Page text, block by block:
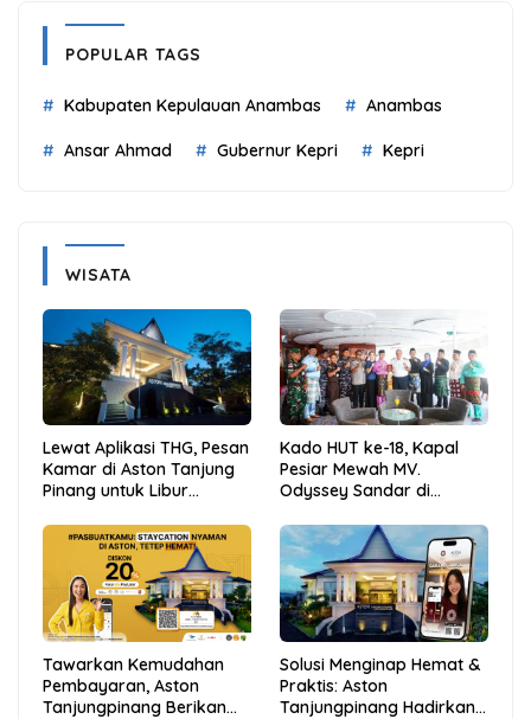
POPULAR TAGS
Kabupaten Kepulauan Anambas Anambas
Ansar Ahmad Gubernur Kepri Kepri
WISATA
Lewat Aplikasi THG, Pesan
Kamar di Aston Tanjung
Pinang untuk Libur
dan Hemat
Kado HUT ke-18, Kapal
Pesiar Mewah MV.
Odyssey Sandar di
Anambas Siap Mendunia
Tawarkan Kemudahan
Pembayaran, Aston
Tanjungpinang Berikan
Solusi Menginap Hemat &
Praktis: Aston
Tanjungpinang Hadirkan